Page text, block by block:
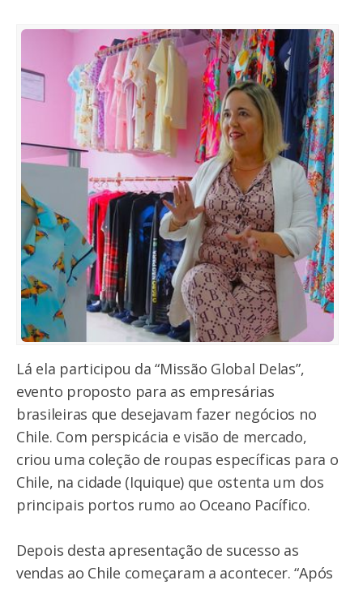
Lá ela participou da “Missão Global Delas”,
evento proposto para as empresárias
brasileiras que desejavam fazer negócios no
Chile. Com perspicácia e visão de mercado,
criou uma coleção de roupas específicas para o
Chile, na cidade (Iquique) que ostenta um dos
principais portos rumo ao Oceano Pacífico.
Depois desta apresentação de sucesso as
vendas ao Chile começaram a acontecer. “Após